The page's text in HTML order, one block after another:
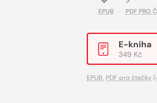
EPUB PDF PRO
E-kniha
349 Kč
EPUB, PDF pro čtečky